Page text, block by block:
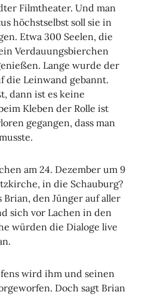
Filmtheater. Und man
höchstselbst soll sie in
Etwa 300 Seelen, die
Verdauungsbierchen
Lange wurde der
die Leinwand gebannt.
dann ist es keine
Kleben der Rolle ist
gegangen, dass man
am 24. Dezember um 9
in die Schauburg?
Brian, den Jünger auf aller
sich vor Lachen in den
würden die Dialoge live
wird ihm und seinen
Doch sagt Brian